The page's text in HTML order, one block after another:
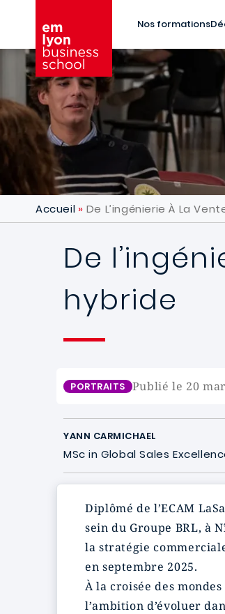
Nos formations
Accueil De L’ingénierie À La
De
hybride
PORTRAITS Publié le 20
YANN CARMICHAEL
MSc in Global Sales
Diplômé de l’ECAM
sein du Groupe BRL, à
la stratégie
en septembre 2025.
À la croisée des
l’ambition d’évoluer